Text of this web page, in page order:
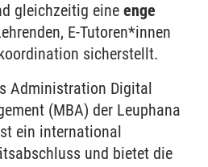
gleichzeitig eine enge
E-Tutoren*innen
sicherstellt.
Administration Digital
(MBA) der Leuphana
ein international
und bietet die